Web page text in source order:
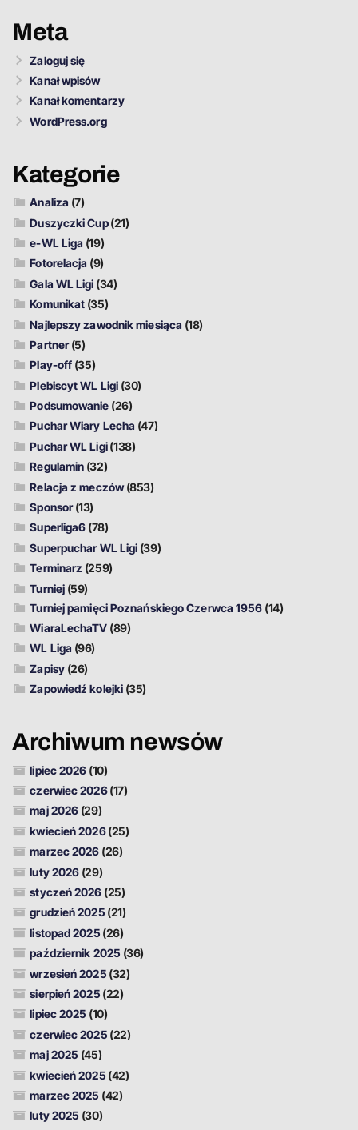
Meta
Zaloguj się
Kanał wpisów
Kanał komentarzy
WordPress.org
Kategorie
Analiza (7)
Duszyczki Cup(21)
e-WL Liga (19)
Fotorelacja (9)
Gala WL Ligi (34)
Komunikat (35)
Najlepszy zawodnik miesiąca (18)
Partner(5)
Play-off (35)
Plebiscyt WL Ligi (30)
Podsumowanie (26)
Puchar Wiary Lecha (47)
Puchar WL Ligi(138)
Regulamin (32)
Relacja z meczów(853)
Sponsor(13)
Superliga6 (78)
Superpuchar WL Ligi (39)
Terminarz (259)
Turniej (59)
Turniej pamięci Poznańskiego Czerwca 1956 (14)
WiaraLechaTV (89)
WL Liga (96)
Zapisy(26)
Zapowiedź kolejki (35)
Archiwum newsów
lipiec 2026 (10)
czerwiec 2026(17)
maj 2026 (29)
kwiecień 2026(25)
marzec 2026 (26)
luty 2026 (29)
styczeń 2026 (25)
grudzień 2025 (21)
listopad 2025 (26)
październik 2025 (36)
wrzesień 2025 (32)
sierpień 2025 (22)
lipiec 2025 (10)
czerwiec 2025 (22)
maj 2025 (45)
kwiecień 2025 (42)
marzec 2025 (42)
luty 2025 (30)